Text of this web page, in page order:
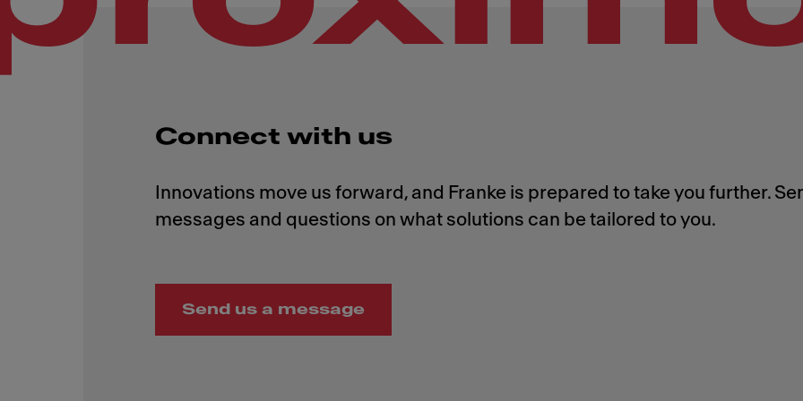
Connect with us
Innovations move us forward, and Franke is prepared to take you further.
Send us a message